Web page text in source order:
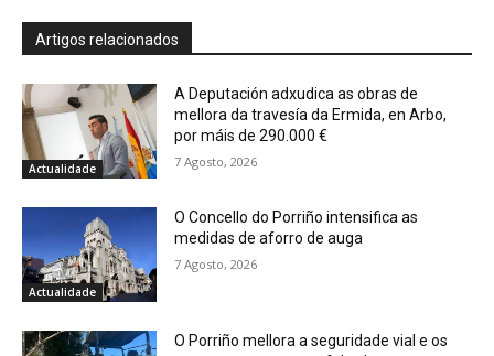
Artigos relacionados
Actualidade
A Deputación adxudica as obras de
mellora da travesía da Ermida, en Arbo,
por máis de 290.000 €
7 Agosto, 2026
Actualidade
O Concello do Porriño intensifica as
medidas de aforro de auga
7 Agosto, 2026
O Porriño mellora a seguridade vial e os